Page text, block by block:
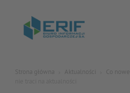
Strona główna Aktualności Co